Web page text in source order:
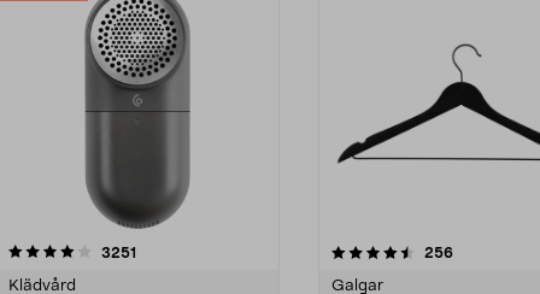
3251
Klädvård
4.5av 5 stjärnor 256recensioner
Galgar
4.0av 5 stjärnor